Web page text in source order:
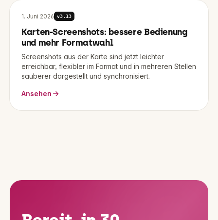
1. Juni 2026 v3.13
Karten-Screenshots: bessere Bedienung
und mehr Formatwahl
Screenshots aus der Karte sind jetzt leichter
erreichbar, flexibler im Format und in mehreren Stellen
sauberer dargestellt und synchronisiert.
Ansehen